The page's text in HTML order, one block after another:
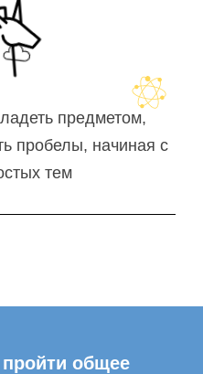
предметом,
пробелы, начиная с
тем
общее